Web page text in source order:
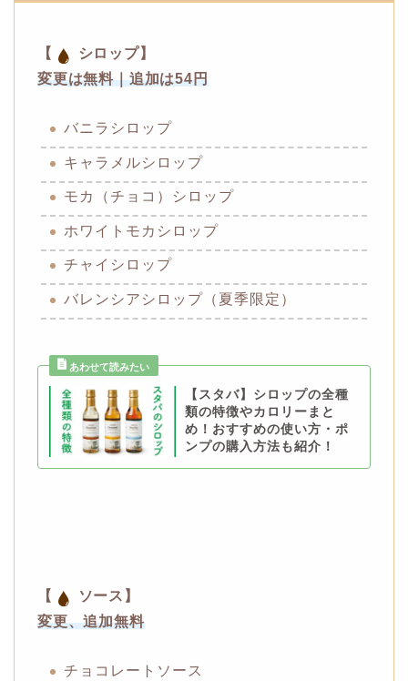
【
シロップ】
変更は無料｜追加は54円
バニラシロップ
キャラメルシロップ
モカ（チョコ）シロップ
ホワイトモカシロップ
チャイシロップ
バレンシアシロップ（夏季限定）
【スタバ】シロップの全種
類の特徴やカロリーまと
め！おすすめの使い方・ポ
ンプの購入方法も紹介！
【
ソース】
変更、追加無料
チョコレートソース